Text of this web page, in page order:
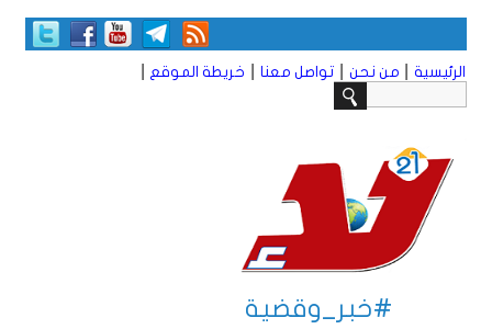
الرئيسية من نحن تواصل معنا خريطة الموقع
#خبر_وقضية